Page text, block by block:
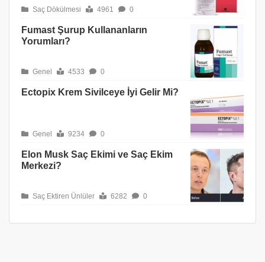
Saç Dökülmesi 4961 0
Fumast Şurup Kullananların
Yorumları?
Genel 4533 0
Ectopix Krem Sivilceye İyi Gelir Mi?
Genel 9234 0
Elon Musk Saç Ekimi ve Saç Ekim
Merkezi?
Saç Ektiren Ünlüler 6282 0